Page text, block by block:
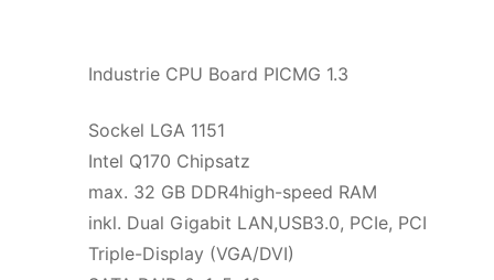
Industrie CPU Board PICMG 1.3
Sockel LGA 1151
Intel Q170 Chipsatz
max. 32 GB DDR4high-speed RAM
inkl. Dual Gigabit LAN,USB3.0, PCIe, PCI
Triple-Display (VGA/DVI)